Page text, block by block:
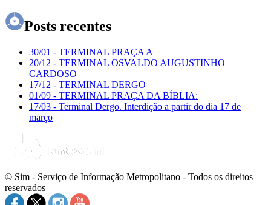
Posts recentes
30/01 - TERMINAL PRAÇA A
20/12 - TERMINAL OSVALDO AUGUSTINHO
CARDOSO
17/12 - TERMINAL DERGO
01/09 - TERMINAL PRAÇA DA BÍBLIA:
17/03 - Terminal Dergo. Interdição a partir do dia 17 de
março
© Sim - Serviço de Informação Metropolitano - Todos os direitos
reservados